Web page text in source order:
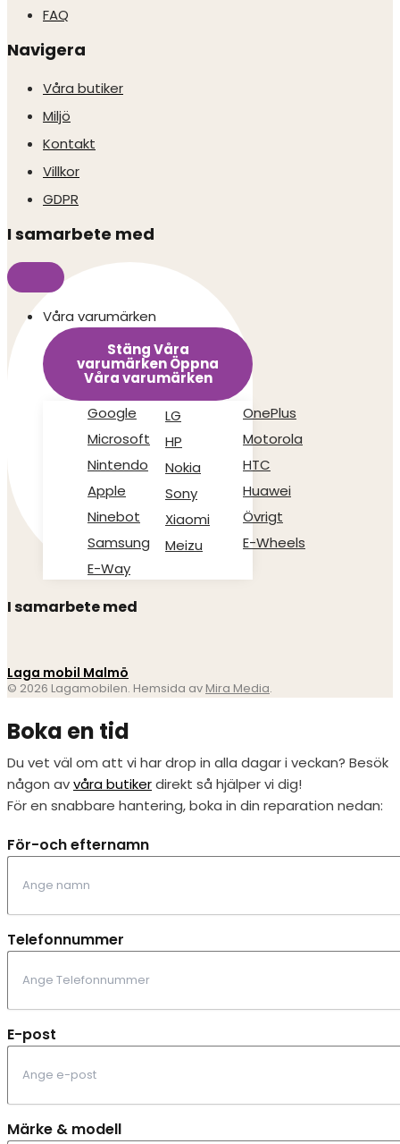
FAQ
Navigera
Våra butiker
Miljö
Kontakt
Villkor
GDPR
I samarbete med
Våra varumärken
Stäng Våra
varumärkenÖppna
Våra varumärken
Google
Microsoft
Nintendo
Apple
Ninebot
Samsung
E-Way
LG
HP
Nokia
Sony
Xiaomi
Meizu
OnePlus
Motorola
HTC
Huawei
Övrigt
E-Wheels
I samarbete med
Laga mobil Malmö
© 2026 Lagamobilen. Hemsida av Mira Media.
Boka en tid
Du vet väl om att vi har drop in alla dagar i veckan? Besök
någon avvåra butikerdirekt så hjälper vi dig!
För en snabbare hantering, boka in din reparation nedan:
För-och efternamn
Telefonnummer
E-post
Märke & modell